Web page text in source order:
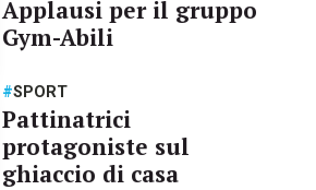
Applausi per il gruppo
Gym-Abili
#SPORT
Pattinatrici
protagoniste sul
ghiaccio di casa